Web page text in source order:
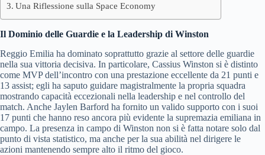
Una Riflessione sulla Space Economy
Il Dominio delle Guardie e la Leadership di Winston
Reggio Emilia ha dominato soprattutto grazie al settore delle guardie
nella sua vittoria decisiva. In particolare, Cassius Winston si è distinto
come MVP dell’incontro con una prestazione eccellente da 21 punti e
13 assist; egli ha saputo guidare magistralmente la propria squadra
mostrando capacità eccezionali nella leadership e nel controllo del
match. Anche Jaylen Barford ha fornito un valido supporto con i suoi
17 punti che hanno reso ancora più evidente la supremazia emiliana in
campo. La presenza in campo di Winston non si è fatta notare solo dal
punto di vista statistico, ma anche per la sua abilità nel dirigere le
azioni mantenendo sempre alto il ritmo del gioco.